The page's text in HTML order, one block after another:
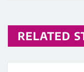
RELATED